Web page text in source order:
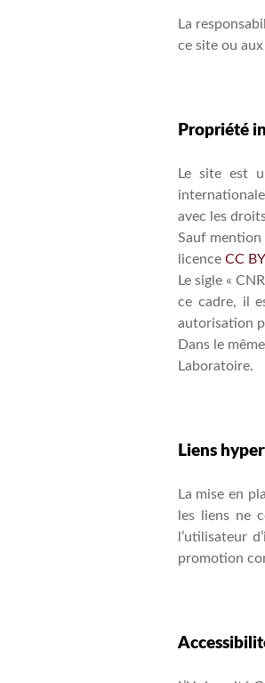
La
ce site ou
Propriété
Le site est
avec les
Sauf mention
licence CC
Le sigle «
ce cadre, il
autorisation
Dans le
Laboratoire.
Liens
La mise en
les liens ne
l’utilisateur
promotion